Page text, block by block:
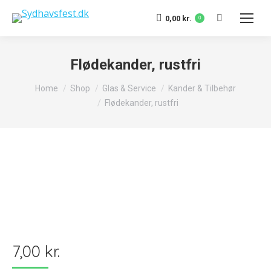
0,00 kr. 0 Search:
Flødekander, rustfri
You are here:
Home Shop Glas & Service
Kander & Tilbehør
Flødekander, rustfri
7,00 kr.